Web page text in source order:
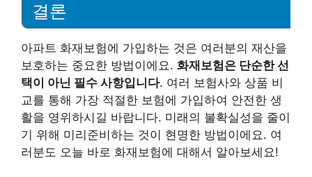
결론
아파트 화재보험에 가입하는 것은 여러분의 재산을
보호하는 중요한 방법이에요. 화재보험은 단순한 선
택이 아닌 필수 사항입니다. 여러 보험사와 상품 비
교를 통해 가장 적절한 보험에 가입하여 안전한 생
활을 영위하시길 바랍니다. 미래의 불확실성을 줄이
기 위해 미리준비하는 것이 현명한 방법이에요. 여
러분도 오늘 바로 화재보험에 대해서 알아보세요!